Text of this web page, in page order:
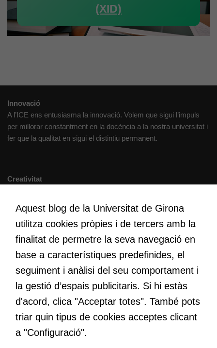
(XID)
Innovació
A l’ICE ens entusiasma la innovació. Volem que sigui l’impuls
per millorar constantment en la docència a la nostra universitat i
fer que la qualitat en sigui el distintiu permanent.
Creativitat
maneres de fer-ho i generar plegats idees innovadores.
Educació
Com deia Josep Pallach, l’educació és una palanca per a la
transformació. Volem contribuir a millorar-la impulsant
metodologies docents actives i ambients d’aprenentatge
dinàmics.
Aquest blog de la Universitat de Girona
utilitza cookies pròpies i de tercers amb la
finalitat de permetre la seva navegació en
base a característiques predefinides, el
seguiment i anàlisi del seu comportament i
la gestió d’espais publicitaris. Si hi estàs
d'acord, clica "Acceptar totes". També pots
triar quin tipus de cookies acceptes clicant
a "Configuració".